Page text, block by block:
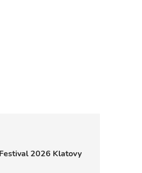
2026 Klatovy